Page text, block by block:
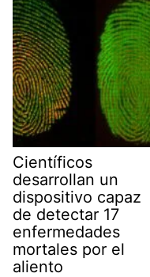
r
)
Científicos
desarrollan un
dispositivo capaz
de detectar 17
enfermedades
mortales por el
aliento